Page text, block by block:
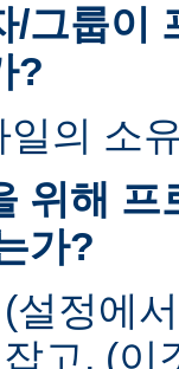
/그룹이
?
의 소
위해
가?
설정에
고, (